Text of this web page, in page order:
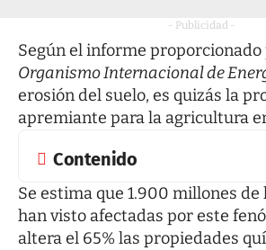
- Publicidad -
Según el informe proporcionado
Organismo Internacional de
erosión del suelo, es quizás la
apremiante para la agricultura
Contenido
Se estima que 1.900 millones de
han visto afectadas por este
altera el 65% las propiedades